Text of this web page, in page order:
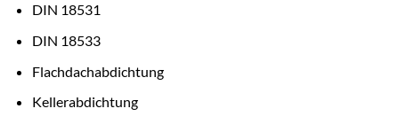
DIN 18531
DIN 18533
Flachdachabdichtung
Kellerabdichtung